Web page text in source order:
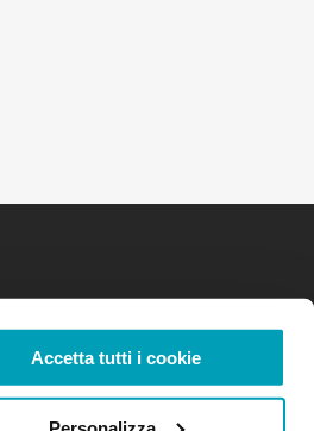
Accetta tutti i cookie